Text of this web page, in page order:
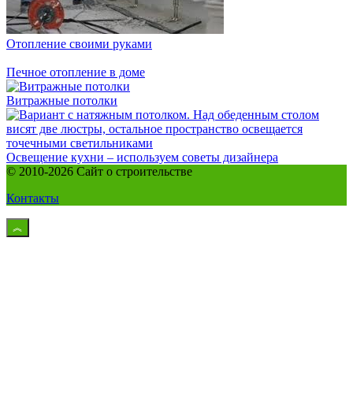
Отопление своими руками
Печное отопление в доме
Витражные потолки
Освещение кухни – используем советы дизайнера
© 2010-2026 Сайт о строительстве
Контакты